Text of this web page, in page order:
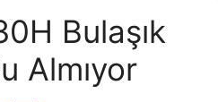
Bulaşık
Almıyor